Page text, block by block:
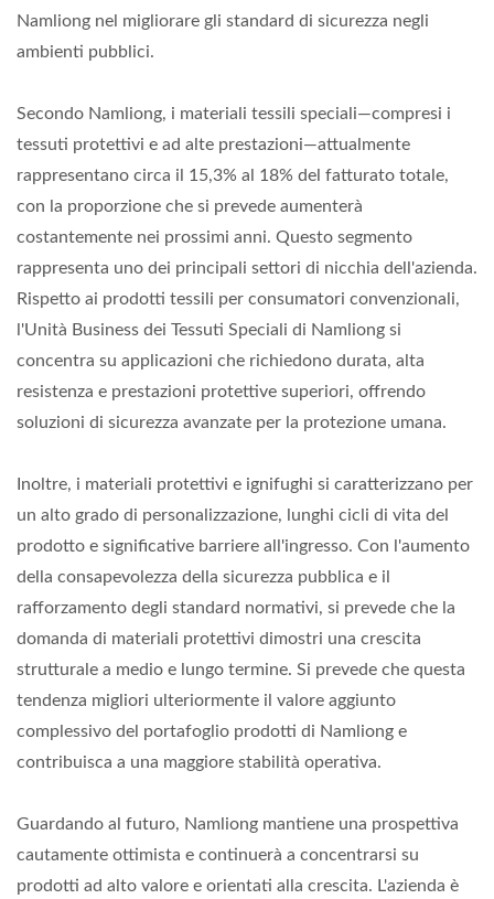
Namliong nel migliorare gli standard di sicurezza negli
ambienti pubblici.
Secondo Namliong, i materiali tessili speciali—compresi i
tessuti protettivi e ad alte prestazioni—attualmente
rappresentano circa il 15,3% al 18% del fatturato totale,
con la proporzione che si prevede aumenterà
costantemente nei prossimi anni. Questo segmento
rappresenta uno dei principali settori di nicchia dell'azienda.
Rispetto ai prodotti tessili per consumatori convenzionali,
l'Unità Business dei Tessuti Speciali di Namliong si
concentra su applicazioni che richiedono durata, alta
resistenza e prestazioni protettive superiori, offrendo
soluzioni di sicurezza avanzate per la protezione umana.
Inoltre, i materiali protettivi e ignifughi si caratterizzano per
un alto grado di personalizzazione, lunghi cicli di vita del
prodotto e significative barriere all'ingresso. Con l'aumento
della consapevolezza della sicurezza pubblica e il
rafforzamento degli standard normativi, si prevede che la
domanda di materiali protettivi dimostri una crescita
strutturale a medio e lungo termine. Si prevede che questa
tendenza migliori ulteriormente il valore aggiunto
complessivo del portafoglio prodotti di Namliong e
contribuisca a una maggiore stabilità operativa.
Guardando al futuro, Namliong mantiene una prospettiva
cautamente ottimista e continuerà a concentrarsi su
prodotti ad alto valore e orientati alla crescita. L'azienda è